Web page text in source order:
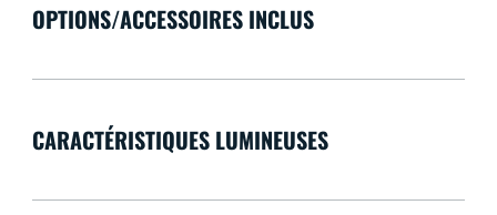
OPTIONS/ACCESSOIRES INCLUS
CARACTÉRISTIQUES LUMINEUSES